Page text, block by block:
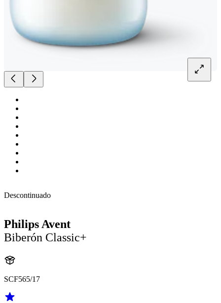
Descontinuado
Philips Avent
Biberón Classic+
SCF565/17